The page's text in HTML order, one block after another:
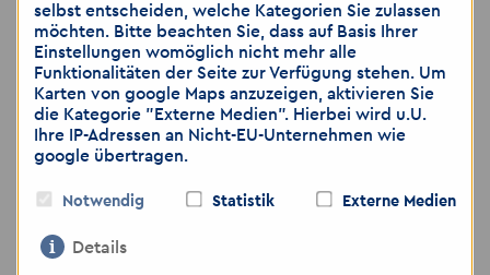
Jetzt bewerben!
📱 Per Messenger: 01743045473
📧 Per Mail:nadine.boehmer@akzent-
personal.de
📞 Telefonisch: 0351 32348636
📍 Akzent Personaldienstleistungen
📍 Ihre Ansprechpartnerin: Nadine Böhmer
selbst entscheiden, welche Kategorien Sie zulassen
möchten. Bitte beachten Sie, dass auf Basis Ihrer
Einstellungen womöglich nicht mehr alle
Funktionalitäten der Seite zur Verfügung stehen. Um
Karten von google Maps anzuzeigen, aktivieren Sie
die Kategorie "Externe Medien". Hierbei wird u.U.
Ihre IP-Adressen an Nicht-EU-Unternehmen wie
google übertragen.
Notwendig Statistik Externe Medien
Details